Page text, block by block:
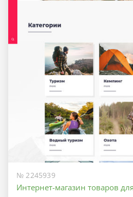
№ 2245939
Интернет-магазин товаров